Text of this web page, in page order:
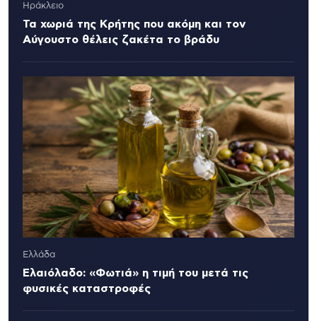
Ηράκλειο
Τα χωριά της Κρήτης που ακόμη και τον
Αύγουστο θέλεις ζακέτα το βράδυ
Ελλάδα
Ελαιόλαδο: «Φωτιά» η τιμή του μετά τις
φυσικές καταστροφές